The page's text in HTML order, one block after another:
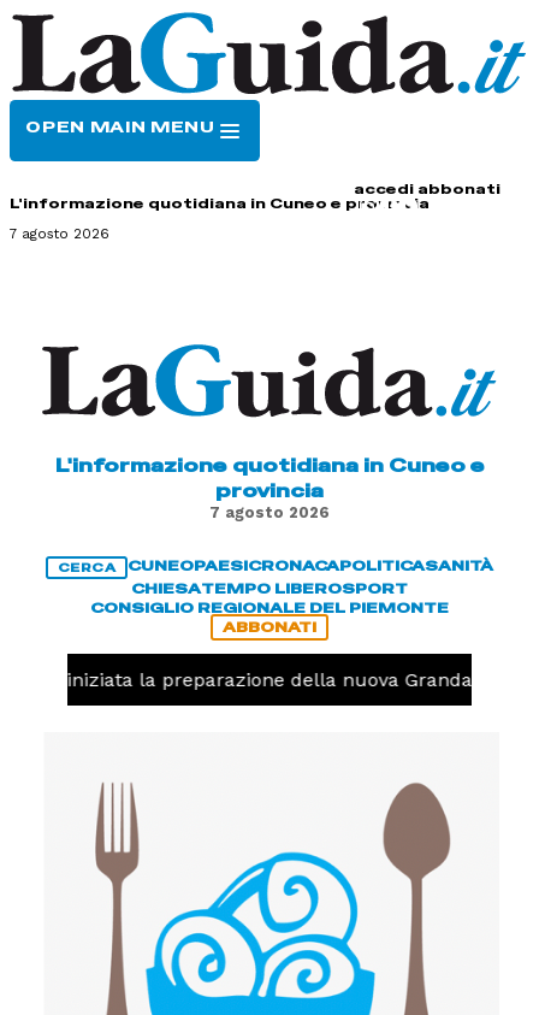
OPEN MAIN MENU
accedi abbonati
L'informazione quotidiana in Cuneo e provincia
7 agosto 2026
L'informazione quotidiana in Cuneo e
provincia
7 agosto 2026
CERCA CUNEOPAESICRONACAPOLITICASANITÀ
CHIESATEMPO LIBEROSPORT
CONSIGLIO REGIONALE DEL PIEMONTE
ABBONATI
iniziata la preparazione della nuova Granda Volley